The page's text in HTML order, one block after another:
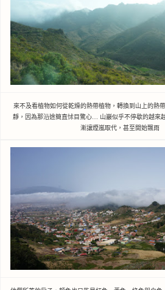
來不及看植物如何從乾燥的熱帶植物，轉換到山上的熱
靜，因為那沿途簡直怵目驚心… 山巖似乎不停歇的越來
漸讓煙嵐取代，甚至開始飄雨